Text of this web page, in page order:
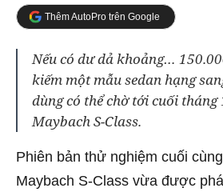
Thêm AutoPro trên Google
Nếu có dư dả khoảng…
kiếm một mẫu sedan hạng
dùng có thể chờ tới cuối tháng
Maybach S-Class.
Phiên bản thử nghiệm cuối
Maybach S-Class vừa được